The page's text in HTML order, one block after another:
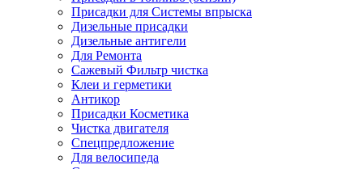
Присадки для Системы впрыска
Дизельные присадки
Дизельные антигели
Для Ремонта
Сажевый Фильтр чистка
Клеи и герметики
Антикор
Присадки Косметика
Чистка двигателя
Спецпредложение
Для велосипеда